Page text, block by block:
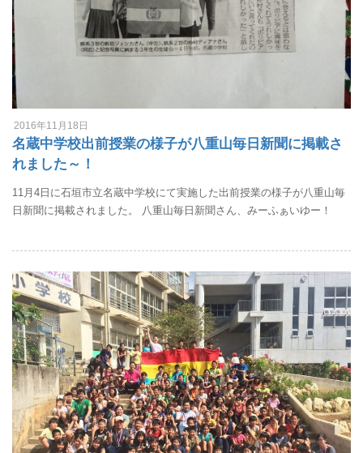
2016年11月18日
名蔵中学校出前授業の様子が八重山毎日新聞に掲載さ
れました～！
11月4日に石垣市立名蔵中学校にて実施した出前授業の様子が八重山毎
日新聞に掲載されました。 八重山毎日新聞さん、みーふぁいゆー！